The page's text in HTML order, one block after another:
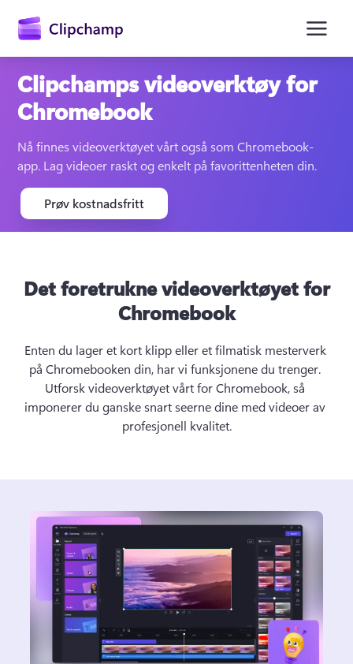
Logg på
Clipchamps videoverktøy for
Chromebook
Nå finnes videoverktøyet vårt også som Chromebook-
app. Lag videoer raskt og enkelt på favorittenheten din.
Prøv kostnadsfritt
Det foretrukne videoverktøyet for
Chromebook
Enten du lager et kort klipp eller et filmatisk mesterverk
på Chromebooken din, har vi funksjonene du trenger.
Utforsk videoverktøyet vårt for Chromebook, så
imponerer du ganske snart seerne dine med videoer av
profesjonell kvalitet.